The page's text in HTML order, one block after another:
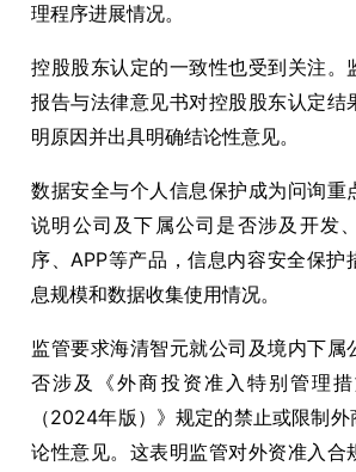
理程序进展情况。
控股股东认定的一致性也受到关注。
报告与法律意见书对控股股东认定结
明原因并出具明确结论性意见。
数据安全与个人信息保护成为问询重
说明公司及下属公司是否涉及开发
序、APP等产品，信息内容安全保护
息规模和数据收集使用情况。
监管要求海清智元就公司及境内下属
否涉及《外商投资准入特别管理措
（2024年版）》规定的禁止或限制
论性意见。这表明监管对外资准入合